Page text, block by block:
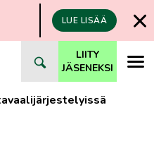
LUE LISÄÄ
LIITY
JÄSENEKSI